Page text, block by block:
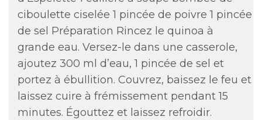
ciboulette ciselée 1 pincée de poivre 1 pincée
de sel Préparation Rincez le quinoa à
grande eau. Versez-le dans une casserole,
ajoutez 300 ml d’eau, 1 pincée de sel et
portez à ébullition. Couvrez, baissez le feu et
laissez cuire à frémissement pendant 15
minutes. Égouttez et laissez refroidir.